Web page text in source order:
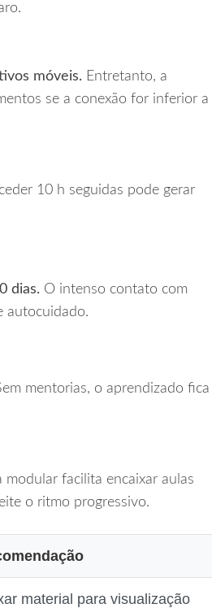
móveis. Entretanto, a
se a conexão for inferior a
10 h seguidas pode gerar
dias. O intenso contato com
autocuidado.
mentorias, o aprendizado fica
modular facilita encaixar aulas
o ritmo progressivo.
material para visualização